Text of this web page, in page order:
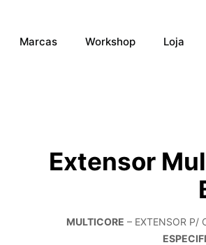
Marcas Workshop Loja
Extensor
MULTICORE – EXTENSOR P/